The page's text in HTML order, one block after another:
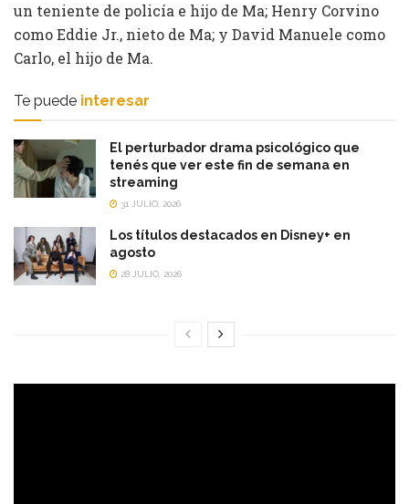
un teniente de policía e hijo de Ma; Henry Corvino
como Eddie Jr., nieto de Ma; y David Manuele como
Carlo, el hijo de Ma.
Te puede interesar
El perturbador drama psicológico que
tenés que ver este fin de semana en
streaming
31 JULIO, 2026
Los títulos destacados en Disney+ en
agosto
28 JULIO, 2026